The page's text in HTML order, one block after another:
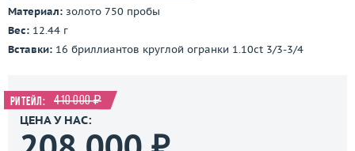
Материал: золото 750 пробы
Вес: 12.44 г
Вставки: 16 бриллиантов круглой огранки 1.10ct 3/3-3/4
Ритейл: 410 000 ₽
ЦЕНА У НАС: